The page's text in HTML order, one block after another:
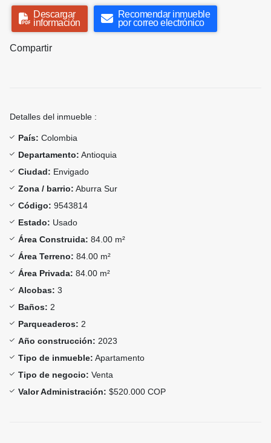
Descargar
información
Recomendar inmueble
por correo electrónico
Compartir
Detalles del inmueble :
País: Colombia
Departamento: Antioquia
Ciudad: Envigado
Zona / barrio: Aburra Sur
Código: 9543814
Estado: Usado
Área Construida: 84.00 m²
Área Terreno: 84.00 m²
Área Privada: 84.00 m²
Alcobas: 3
Baños: 2
Parqueaderos: 2
Año construcción: 2023
Tipo de inmueble: Apartamento
Tipo de negocio: Venta
Valor Administración: $520.000 COP